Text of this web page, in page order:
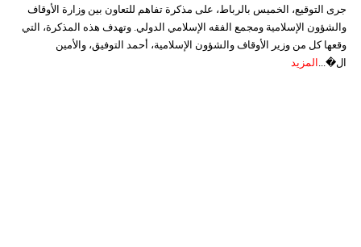
جرى التوقيع، الخميس بالرباط، على مذكرة تفاهم للتعاون بين وزارة الأوقاف
والشؤون الإسلامية ومجمع الفقه الإسلامي الدولي. وتهدف هذه المذكرة، التي
وقعها كل من وزير الأوقاف والشؤون الإسلامية، أحمد التوفيق، والأمين
ال�... المزيد